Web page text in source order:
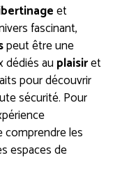
et
fascinant,
peut être une
dédiés au plaisiret
pour découvrir
sécurité. Pour
comprendre les
espaces de